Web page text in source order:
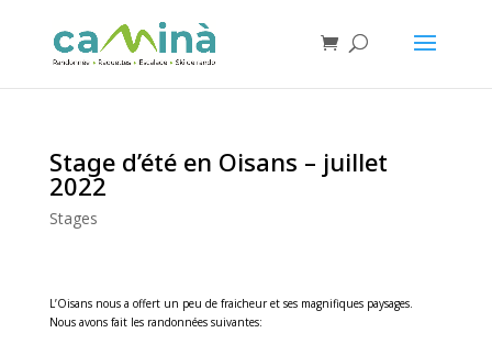
Stage d’été en Oisans – juillet
2022
Stages
L’Oisans nous a offert un peu de fraicheur et ses magnifiques paysages.
Nous avons fait les randonnées suivantes: